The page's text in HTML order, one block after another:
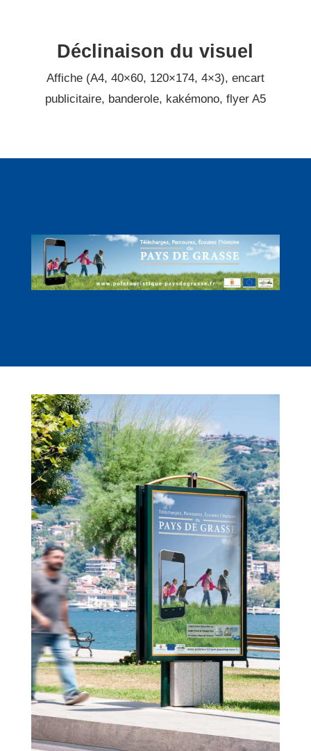
Déclinaison du visuel
Affiche (A4, 40×60, 120×174, 4×3), encart
publicitaire, banderole, kakémono, flyer A5